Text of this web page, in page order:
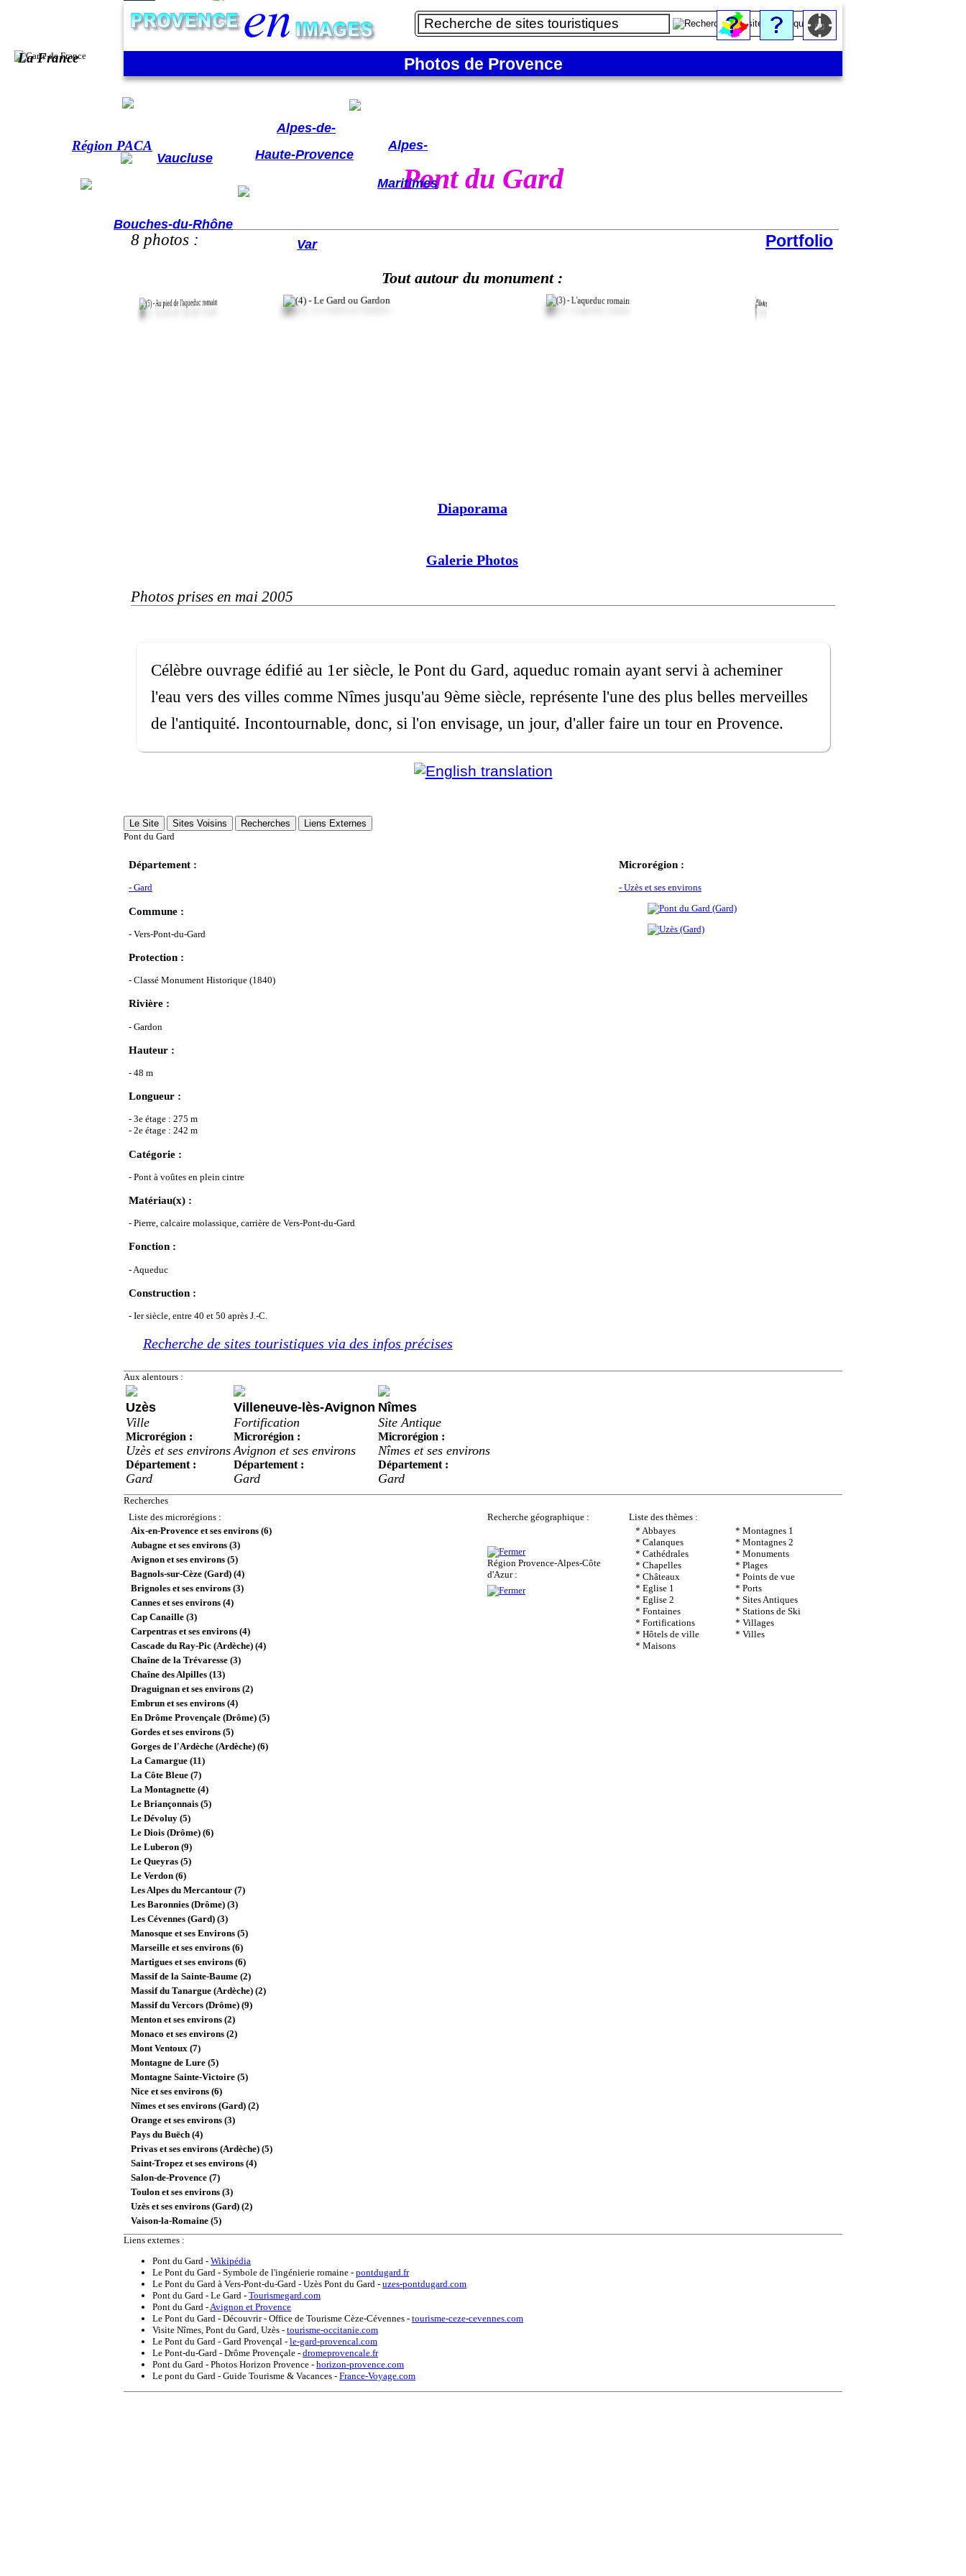
Pont du Gard - Tout autour du monument
Photos de Provence
Pont du Gard
8 photos : Portfolio
Tout autour du monument :
Diaporama
Galerie Photos
Photos prises en mai 2005
Célèbre ouvrage édifié au 1er siècle, le Pont du Gard, aqueduc romain ayant servi à acheminer
l'eau vers des villes comme Nîmes jusqu'au 9ème siècle, représente l'une des plus belles merveilles
de l'antiquité. Incontournable, donc, si l'on envisage, un jour, d'aller faire un tour en Provence.
Le Site Sites Voisins Recherches
Liens Externes
Pont du Gard
Département :
- Gard
Commune :
- Vers-Pont-du-Gard
Protection :
- Classé Monument Historique (1840)
Rivière :
- Gardon
Hauteur :
- 48 m
Longueur :
- 3e étage : 275 m
- 2e étage : 242 m
Catégorie :
- Pont à voûtes en plein cintre
Matériau(x) :
- Pierre, calcaire molassique, carrière de Vers-Pont-du-Gard
Fonction :
- Aqueduc
Construction :
- Ier siècle, entre 40 et 50 après J.-C.
Recherche de sites touristiques via des infos précises
Microrégion :
- Uzès et ses environs
Aux alentours :
Uzès
Ville
Microrégion :
Uzès et ses environs
Département :
Gard
Villeneuve-lès-Avignon
Fortification
Microrégion :
Avignon et ses environs
Département :
Gard
Nîmes
Site Antique
Microrégion :
Nîmes et ses environs
Département :
Gard
Recherches
Liste des microrégions :
Aix-en-Provence et ses environs (6)
Aubagne et ses environs (3)
Avignon et ses environs (5)
Bagnols-sur-Cèze (Gard) (4)
Brignoles et ses environs (3)
Cannes et ses environs (4)
Cap Canaille (3)
Carpentras et ses environs (4)
Cascade du Ray-Pic (Ardèche) (4)
Chaîne de la Trévaresse (3)
Chaîne des Alpilles (13)
Draguignan et ses environs (2)
Embrun et ses environs (4)
En Drôme Provençale (Drôme) (5)
Gordes et ses environs (5)
Gorges de l'Ardèche (Ardèche) (6)
La Camargue (11)
La Côte Bleue (7)
La Montagnette (4)
Le Briançonnais (5)
Le Dévoluy (5)
Le Diois (Drôme) (6)
Le Luberon (9)
Le Queyras (5)
Le Verdon (6)
Les Alpes du Mercantour (7)
Les Baronnies (Drôme) (3)
Les Cévennes (Gard) (3)
Manosque et ses Environs (5)
Marseille et ses environs (6)
Martigues et ses environs (6)
Massif de la Sainte-Baume (2)
Massif du Tanargue (Ardèche) (2)
Massif du Vercors (Drôme) (9)
Menton et ses environs (2)
Monaco et ses environs (2)
Mont Ventoux (7)
Montagne de Lure (5)
Montagne Sainte-Victoire (5)
Nice et ses environs (6)
Nîmes et ses environs (Gard) (2)
Orange et ses environs (3)
Pays du Buëch (4)
Privas et ses environs (Ardèche) (5)
Saint-Tropez et ses environs (4)
Salon-de-Provence (7)
Toulon et ses environs (3)
Uzès et ses environs (Gard) (2)
Vaison-la-Romaine (5)
Recherche géographique :
La France
Région PACA
Région Provence-Alpes-Côte
d'Azur :
Bouches-du-Rhône
Vaucluse
Var
Alpes-
Maritimes
Alpes-de-
Haute-Provence
Liste des thèmes :
* Abbayes
* Calanques
* Cathédrales
* Chapelles
* Châteaux
* Eglise 1
* Eglise 2
* Fontaines
* Fortifications
* Hôtels de ville
* Maisons
* Montagnes 1
* Montagnes 2
* Monuments
* Plages
* Points de vue
* Ports
* Sites Antiques
* Stations de Ski
* Villages
* Villes
Liens externes :
Pont du Gard - Wikipédia
Le Pont du Gard - Symbole de l'ingénierie romaine - pontdugard.fr
Le Pont du Gard à Vers-Pont-du-Gard - Uzès Pont du Gard - uzes-pontdugard.com
Pont du Gard - Le Gard - Tourismegard.com
Pont du Gard - Avignon et Provence
Le Pont du Gard - Découvrir - Office de Tourisme Cèze-Cévennes - tourisme-ceze-cevennes.com
Visite Nîmes, Pont du Gard, Uzès - tourisme-occitanie.com
Le Pont du Gard - Gard Provençal - le-gard-provencal.com
Le Pont-du-Gard - Drôme Provençale - dromeprovencale.fr
Pont du Gard - Photos Horizon Provence - horizon-provence.com
Le pont du Gard - Guide Tourisme & Vacances - France-Voyage.com